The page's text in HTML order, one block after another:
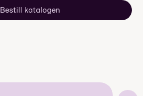
Bestill katalogen